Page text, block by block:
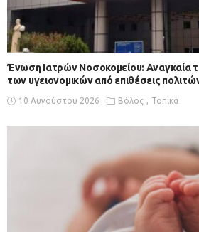
Ένωση Ιατρών Νοσοκομείου: Αναγκαία
των υγειονομικών από επιθέσεις
10 Αυγούστου 2026 Βόλος Τοπικά